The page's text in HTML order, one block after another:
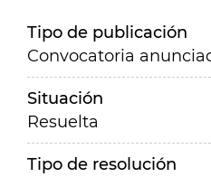
Tipo de publicación
Convocatoria
Situación
Resuelta
Tipo de resolución